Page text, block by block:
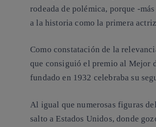
rodeada de polémica, porque -
a la historia como la primera
Como constatación de la
que consiguió el premio al Mejor
fundado en 1932 celebraba su
Al igual que numerosas figuras
salto a Estados Unidos, donde